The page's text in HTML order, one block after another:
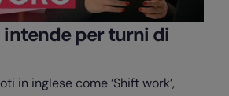
intende per turni di
in inglese come ‘Shift work’,